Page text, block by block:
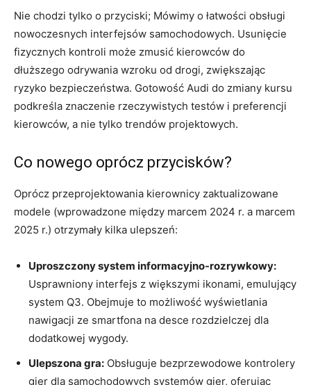
Nie chodzi tylko o przyciski; Mówimy o łatwości obsługi
nowoczesnych interfejsów samochodowych. Usunięcie
fizycznych kontroli może zmusić kierowców do
dłuższego odrywania wzroku od drogi, zwiększając
ryzyko bezpieczeństwa. Gotowość Audi do zmiany kursu
podkreśla znaczenie rzeczywistych testów i preferencji
kierowców, a nie tylko trendów projektowych.
Co nowego oprócz przycisków?
Oprócz przeprojektowania kierownicy zaktualizowane
modele (wprowadzone między marcem 2024 r. a marcem
2025 r.) otrzymały kilka ulepszeń:
Uproszczony system informacyjno-rozrywkowy:
Usprawniony interfejs z większymi ikonami, emulujący
system Q3. Obejmuje to możliwość wyświetlania
nawigacji ze smartfona na desce rozdzielczej dla
dodatkowej wygody.
Ulepszona gra: Obsługuje bezprzewodowe kontrolery
gier dla samochodowych systemów gier, oferując